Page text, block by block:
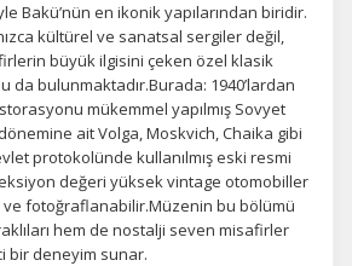
uygun reklamlar göstermek için
reklamları görmeye devam
az alakalı olabilirler.
Bakü’nün en ikonik yapılarından biridir.
kültürel ve sanatsal sergiler değil,
büyük ilgisini çeken özel klasik
da bulunmaktadır.Burada: 1940’lardan
mükemmel yapılmış Sovyet
ait Volga, Moskvich, Chaika gibi
protokolünde kullanılmış eski resmi
değeri yüksek vintage otomobiller
ve fotoğraflanabilir.Müzenin bu bölümü
hem de nostalji seven misafirler
bir deneyim sunar.